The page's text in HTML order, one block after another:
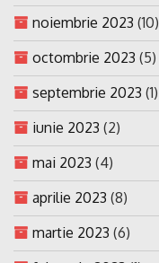
noiembrie 2023 (10)
octombrie 2023 (5)
septembrie 2023 (1)
iunie 2023 (2)
mai 2023 (4)
aprilie 2023 (8)
martie 2023 (6)